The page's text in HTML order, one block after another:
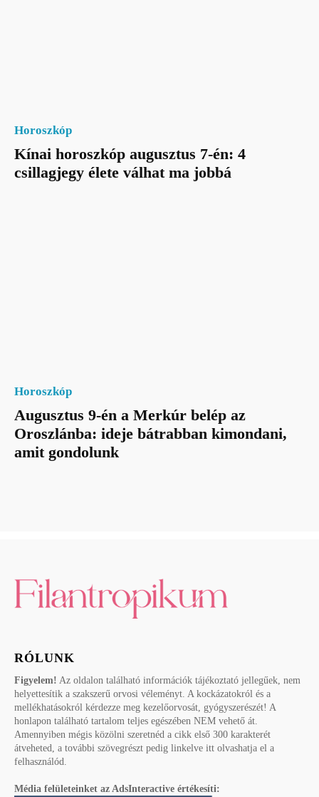
Horoszkóp
Kínai horoszkóp augusztus 7-én: 4
csillagjegy élete válhat ma jobbá
Horoszkóp
Augusztus 9-én a Merkúr belép az
Oroszlánba: ideje bátrabban kimondani,
amit gondolunk
RÓLUNK
Figyelem! Az oldalon található információk tájékoztató jellegűek, nem
helyettesítik a szakszerű orvosi véleményt. A kockázatokról és a
mellékhatásokról kérdezze meg kezelőorvosát, gyógyszerészét! A
honlapon található tartalom teljes egészében NEM vehető át.
Amennyiben mégis közölni szeretnéd a cikk első 300 karakterét
átveheted, a további szövegrészt pedig linkelve itt olvashatja el a
felhasználód.
Média felületeinket az AdsInteractive értékesíti: